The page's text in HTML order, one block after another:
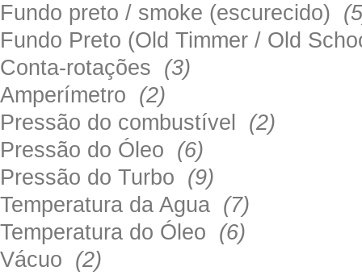
Fundo preto / smoke (escurecido)
Fundo Preto (Old Timmer / Old
Conta-rotações (3)
Amperímetro (2)
Pressão do combustível (2)
Pressão do Óleo (6)
Pressão do Turbo (9)
Temperatura da Agua (7)
Temperatura do Óleo (6)
Vácuo (2)